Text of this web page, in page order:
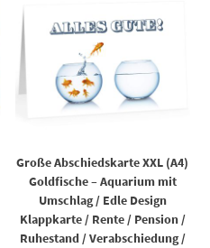
Große Abschiedskarte XXL (A4)
Goldfische – Aquarium mit
Umschlag / Edle Design
Klappkarte / Rente / Pension /
Ruhestand / Verabschiedung /